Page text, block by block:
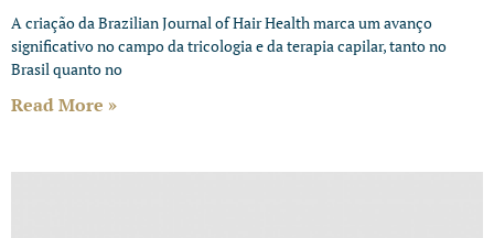
A criação da Brazilian Journal of Hair Health marca um avanço
significativo no campo da tricologia e da terapia capilar, tanto no
Brasil quanto no
Read More »